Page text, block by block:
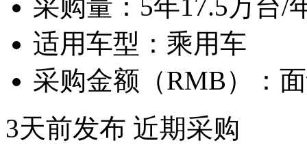
采购量： 5年17.5万台/
适用车型： 乘用车
采购金额（RMB）：
3天前发布 近期采购